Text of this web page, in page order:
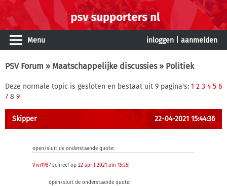
Menu inloggen aanmelden
PSV Forum » Maatschappelijke discussies» Politiek
Deze normale topic is gesloten en bestaat uit 9 pagina's: 1 2 3 4 5 6
7 8 9
Skipper 22-04-2021 15:44:36
open/sluit de onderstaande quote:
Vivi1987schreef op 22 april 2021 om 15:35:
open/sluit de onderstaande quote: